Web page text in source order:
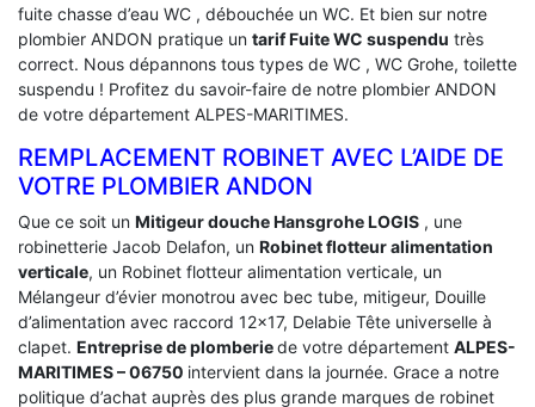
fuite chasse d’eau WC , débouchée un WC. Et bien sur notre
plombier ANDON pratique un tarif Fuite WC suspendu très
correct. Nous dépannons tous types de WC , WC Grohe, toilette
suspendu ! Profitez du savoir-faire de notre plombier ANDON
de votre département ALPES-MARITIMES.
REMPLACEMENT ROBINET AVEC L’AIDE DE
VOTRE PLOMBIER ANDON
Que ce soit un Mitigeur douche Hansgrohe LOGIS , une
robinetterie Jacob Delafon, un Robinet flotteur alimentation
verticale, un Robinet flotteur alimentation verticale, un
Mélangeur d’évier monotrou avec bec tube, mitigeur, Douille
d’alimentation avec raccord 12×17, Delabie Tête universelle à
clapet. Entreprise de plomberiede votre département ALPES-
MARITIMES – 06750 intervient dans la journée. Grace a notre
politique d’achat auprès des plus grande marques de robinet